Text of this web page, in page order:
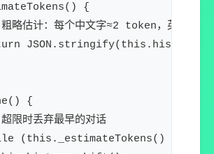
{
略估计：每个中文字≈2 token，英文≈1
{
限时丢弃最早的对话
(this._estimateTokens() >